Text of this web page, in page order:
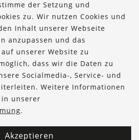
FOLLOW US
der Setzung und
zu. Wir nutzen Cookies und
Inhalt unserer Webseite
anzupassen und das
unserer Website zu
dass wir die Daten zu
Socialmedia-, Service- und
Weitere Informationen
unserer
.
Akzeptieren